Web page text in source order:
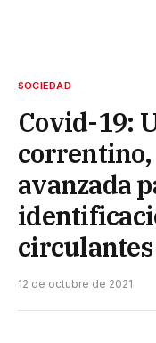
SOCIEDAD
Covid-19:
correntino,
avanzada
circulantes
12 de octubre de 2021